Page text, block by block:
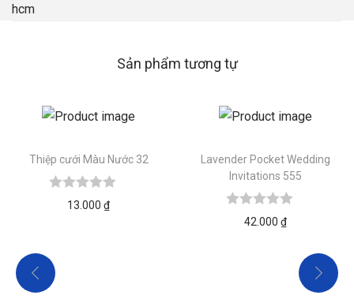
hcm
Sản phẩm tương tự
Thiệp cưới Màu Nước 32
13.000 ₫
Lavender Pocket Wedding
Invitations 555
42.000 ₫